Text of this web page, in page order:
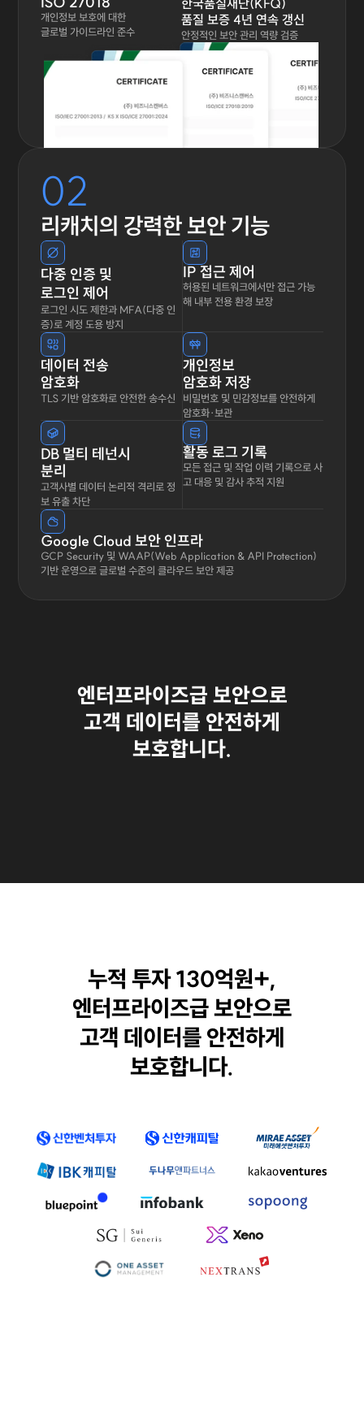
개인정보 보호에 대한
글로벌 가이드라인 준수
한국품질재단(KFQ)
품질 보증 4년 연속 갱신
안정적인 보안 관리 역량 검증
02
리캐치의 강력한 보안 기능
다중 인증 및
로그인 제어
로그인 시도 제한과 MFA(다중 인
증)로 계정 도용 방지
IP 접근 제어
허용된 네트워크에서만 접근 가능
해 내부 전용 환경 보장
개인정보
암호화 저장
비밀번호 및 민감정보를 안전하게
암호화·보관
데이터 전송
암호화
TLS 기반 암호화로 안전한 송수신
DB 멀티 테넌시
분리
고객사별 데이터 논리적 격리로 정
보 유출 차단
활동 로그 기록
모든 접근 및 작업 이력 기록으로 사
고 대응 및 감사 추적 지원
Google Cloud 보안 인프라
GCP Security 및 WAAP(Web Application & API Protection)
기반 운영으로 글로벌 수준의 클라우드 보안 제공
엔터프라이즈급 보안으로
고객 데이터를 안전하게
보호합니다.
누적 투자 130억원+,
엔터프라이즈급 보안으로
고객 데이터를 안전하게
보호합니다.